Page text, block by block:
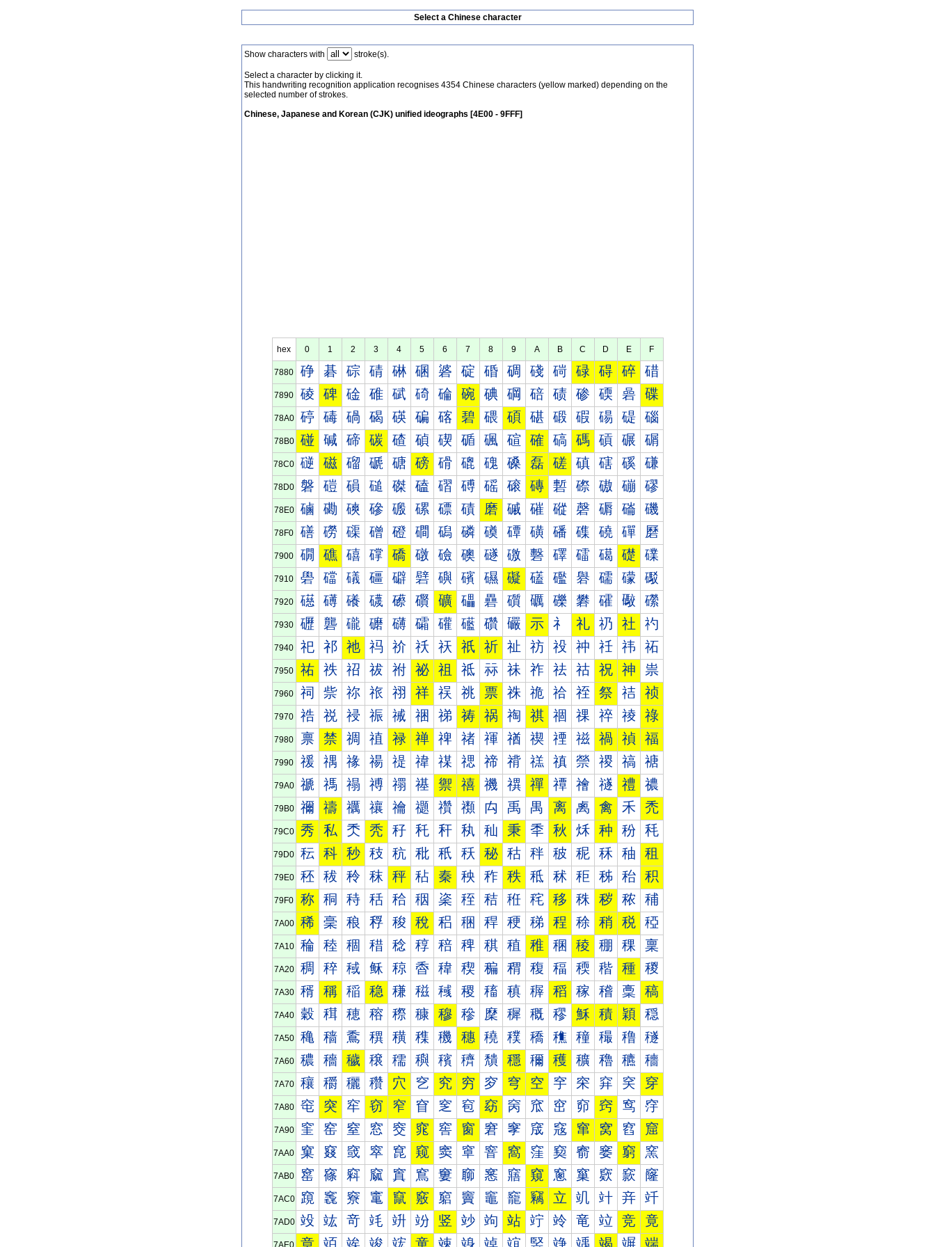
Select a Chinese character
Show characters with stroke(s).
Select a character by clicking it.
This handwriting recognition application recognises 4354 Chinese characters (yellow marked) depending on the
selected number of strokes.
Chinese, Japanese and Korean (CJK) unified ideographs [4E00 - 9FFF]
hex 0 1 2 3 4 5 6 7 8 9 A B C D E F
7880 碀 碁 碂 碃 碄 碅 碆 碇 碈 碉 碊 碋 碌 碍 碎 碏
7890 碐 碑 碒 碓 碔 碕 碖 碗 碘 碙 碚 碛 碜 碝 碞 碟
78A0 碠 碡 碢 碣 碤 碥 碦 碧 碨 碩 碪 碫 碬 碭 碮 碯
78B0 碰 碱 碲 碳 碴 碵 碶 碷 碸 碹 確 碻 碼 碽 碾 碿
78C0 磀 磁 磂 磃 磄 磅 磆 磇 磈 磉 磊 磋 磌 磍 磎 磏
78D0 磐 磑 磒 磓 磔 磕 磖 磗 磘 磙 磚 磛 磜 磝 磞 磟
78E0 磠 磡 磢 磣 磤 磥 磦 磧 磨 磩 磪 磫 磬 磭 磮 磯
78F0 磰 磱 磲 磳 磴 磵 磶 磷 磸 磹 磺 磻 磼 磽 磾 磿
7900 礀 礁 礂 礃 礄 礅 礆 礇 礈 礉 礊 礋 礌 礍 礎 礏
7910 礐 礑 礒 礓 礔 礕 礖 礗 礘 礙 礚 礛 礜 礝 礞 礟
7920 礠 礡 礢 礣 礤 礥 礦 礧 礨 礩 礪 礫 礬 礭 礮 礯
7930 礰 礱 礲 礳 礴 礵 礶 礷 礸 礹 示 礻 礼 礽 社 礿
7940 祀 祁 祂 祃 祄 祅 祆 祇 祈 祉 祊 祋 祌 祍 祎 祏
7950 祐 祑 祒 祓 祔 祕 祖 祗 祘 祙 祚 祛 祜 祝 神 祟
7960 祠 祡 祢 祣 祤 祥 祦 祧 票 祩 祪 祫 祬 祭 祮 祯
7970 祰 祱 祲 祳 祴 祵 祶 祷 祸 祹 祺 祻 祼 祽 祾 祿
7980 禀 禁 禂 禃 禄 禅 禆 禇 禈 禉 禊 禋 禌 禍 禎 福
7990 禐 禑 禒 禓 禔 禕 禖 禗 禘 禙 禚 禛 禜 禝 禞 禟
79A0 禠 禡 禢 禣 禤 禥 禦 禧 禨 禩 禪 禫 禬 禭 禮 禯
79B0 禰 禱 禲 禳 禴 禵 禶 禷 禸 禹 禺 离 禼 禽 禾 禿
79C0 秀 私 秂 秃 秄 秅 秆 秇 秈 秉 秊 秋 秌 种 秎 秏
79D0 秐 科 秒 秓 秔 秕 秖 秗 秘 秙 秚 秛 秜 秝 秞 租
79E0 秠 秡 秢 秣 秤 秥 秦 秧 秨 秩 秪 秫 秬 秭 秮 积
79F0 称 秱 秲 秳 秴 秵 秶 秷 秸 秹 秺 移 秼 秽 秾 秿
7A00 稀 稁 稂 稃 稄 稅 稆 稇 稈 稉 稊 程 稌 稍 税 稏
7A10 稐 稑 稒 稓 稔 稕 稖 稗 稘 稙 稚 稛 稜 稝 稞 稟
7A20 稠 稡 稢 稣 稤 稥 稦 稧 稨 稩 稪 稫 稬 稭 種 稯
7A30 稰 稱 稲 稳 稴 稵 稶 稷 稸 稹 稺 稻 稼 稽 稾 稿
7A40 穀 穁 穂 穃 穄 穅 穆 穇 穈 穉 穊 穋 穌 積 穎 穏
7A50 穐 穑 穒 穓 穔 穕 穖 穗 穘 穙 穚 穛 穜 穝 穞 穟
7A60 穠 穡 穢 穣 穤 穥 穦 穧 穨 穩 穪 穫 穬 穭 穮 穯
7A70 穰 穱 穲 穳 穴 穵 究 穷 穸 穹 空 穻 穼 穽 穾 穿
7A80 窀 突 窂 窃 窄 窅 窆 窇 窈 窉 窊 窋 窌 窍 窎 窏
7A90 窐 窑 窒 窓 窔 窕 窖 窗 窘 窙 窚 窛 窜 窝 窞 窟
7AA0 窠 窡 窢 窣 窤 窥 窦 窧 窨 窩 窪 窫 窬 窭 窮 窯
7AB0 窰 窱 窲 窳 窴 窵 窶 窷 窸 窹 窺 窻 窼 窽 窾 窿
7AC0 竀 竁 竂 竃 竄 竅 竆 竇 竈 竉 竊 立 竌 竍 竎 竏
7AD0 竐 竑 竒 竓 竔 竕 竖 竗 竘 站 竚 竛 竜 竝 竞 竟
7AE0 章 竡 竢 竣 竤 童 竦 竧 竨 竩 竪 竫 竬 竭 竮 端